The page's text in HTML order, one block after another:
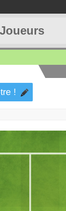
Joueurs
!